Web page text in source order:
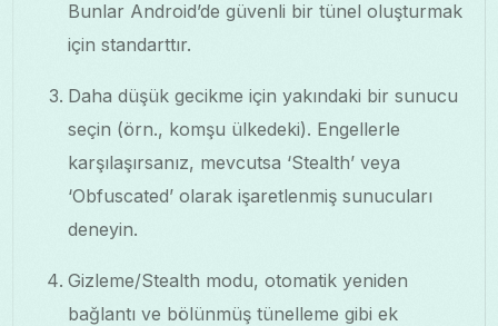
Bunlar Android’de güvenli bir tünel oluşturmak
için standarttır.
Daha düşük gecikme için yakındaki bir sunucu
seçin (örn., komşu ülkedeki). Engellerle
karşılaşırsanız, mevcutsa ‘Stealth’ veya
‘Obfuscated’ olarak işaretlenmiş sunucuları
deneyin.
Gizleme/Stealth modu, otomatik yeniden
bağlantı ve bölünmüş tünelleme gibi ek